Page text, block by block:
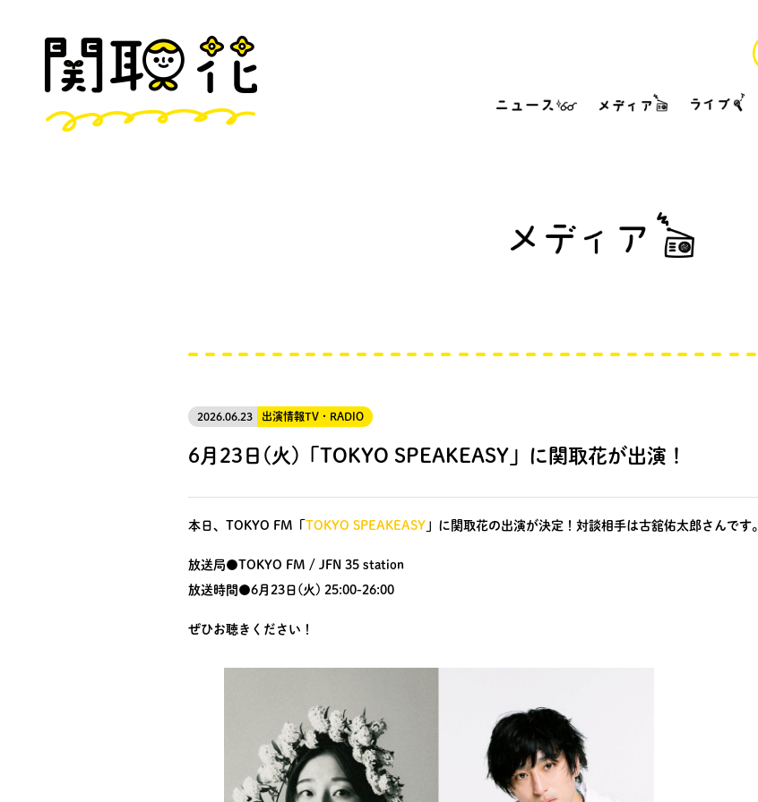
2026.06.23 出演情報TV・RADIO
6月23日(火)「TOKYO SPEAKEASY」に関取花が出演！
本日、TOKYO FM「TOKYO SPEAKEASY 」に関取花の出演が決定！対談相手は古舘佑太郎さんです。
放送局●TOKYO FM / JFN 35 station
放送時間●6月23日(火) 25:00-26:00
ぜひお聴きください！